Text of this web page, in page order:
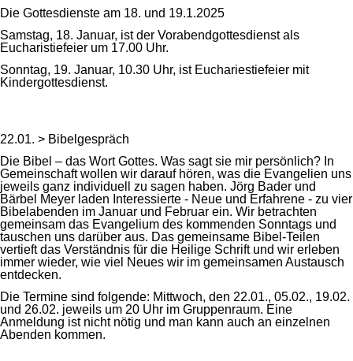
Die Gottesdienste am 18. und 19.1.2025
Samstag, 18. Januar, ist der Vorabendgottesdienst als
Eucharistiefeier um 17.00 Uhr.
Sonntag, 19. Januar, 10.30 Uhr, ist Euchariestiefeier mit
Kindergottesdienst.
22.01. > Bibelgespräch
Die Bibel – das Wort Gottes. Was sagt sie mir persönlich? In
Gemeinschaft wollen wir darauf hören, was die Evangelien uns
jeweils ganz individuell zu sagen haben. Jörg Bader und
Bärbel Meyer laden Interessierte - Neue und Erfahrene - zu vier
Bibelabenden im Januar und Februar ein. Wir betrachten
gemeinsam das Evangelium des kommenden Sonntags und
tauschen uns darüber aus. Das gemeinsame Bibel-Teilen
vertieft das Verständnis für die Heilige Schrift und wir erleben
immer wieder, wie viel Neues wir im gemeinsamen Austausch
entdecken.
Die Termine sind folgende: Mittwoch, den 22.01., 05.02., 19.02.
und 26.02. jeweils um 20 Uhr im Gruppenraum. Eine
Anmeldung ist nicht nötig und man kann auch an einzelnen
Abenden kommen.